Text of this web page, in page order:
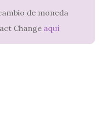
de moneda
Change aquí